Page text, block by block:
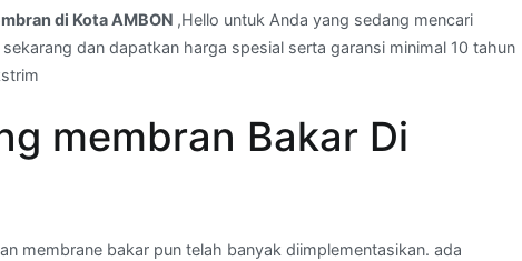
di Kota AMBON ,Hello untuk Anda yang sedang mencari
dan dapatkan harga spesial serta garansi minimal 10 tahun
membran Bakar Di
membrane bakar pun telah banyak diimplementasikan. ada